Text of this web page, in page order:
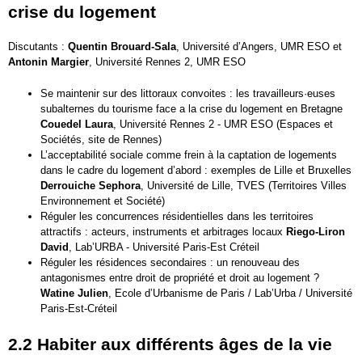
crise du logement
Discutants : Quentin Brouard-Sala , Université d’Angers, UMR ESO et
Antonin Margier , Université Rennes 2, UMR ESO
Se maintenir sur des littoraux convoites : les travailleurs·euses
subalternes du tourisme face a la crise du logement en Bretagne
Couedel Laura , Université Rennes 2 - UMR ESO (Espaces et
Sociétés, site de Rennes)
L’acceptabilité sociale comme frein à la captation de logements
dans le cadre du logement d’abord : exemples de Lille et Bruxelles
Derrouiche Sephora , Université de Lille, TVES (Territoires Villes
Environnement et Société)
Réguler les concurrences résidentielles dans les territoires
attractifs : acteurs, instruments et arbitrages locaux Riego-Liron
David , Lab’URBA - Université Paris-Est Créteil
Réguler les résidences secondaires : un renouveau des
antagonismes entre droit de propriété et droit au logement ?
Watine Julien , Ecole d’Urbanisme de Paris / Lab’Urba / Université
Paris-Est-Créteil
2.2 Habiter aux différents âges de la vie